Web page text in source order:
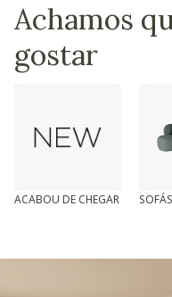
Achamos
gostar
ACABOU DE CHEGAR SOFÁS